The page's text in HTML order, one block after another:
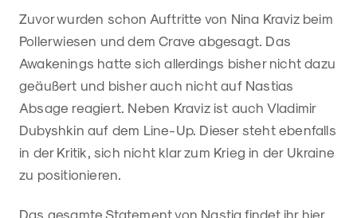
Zuvor wurden schon Auftritte von Nina Kraviz beim
Pollerwiesen und dem Crave abgesagt. Das
Awakenings hatte sich allerdings bisher nicht dazu
geäußert und bisher auch nicht auf Nastias
Absage reagiert. Neben Kraviz ist auch Vladimir
Dubyshkin auf dem Line-Up. Dieser steht ebenfalls
in der Kritik, sich nicht klar zum Krieg in der Ukraine
zu positionieren.
Das gesamte Statement von Nastia findet ihr hier.